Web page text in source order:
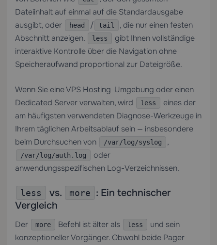
Dateiinhalt auf einmal auf die Standardausgabe
ausgibt, oder
head / tail
, die nur einen festen
Abschnitt anzeigen.
less
gibt Ihnen vollständige
interaktive Kontrolle über die Navigation ohne
Speicheraufwand proportional zur Dateigröße.
Wenn Sie eineVPS Hosting-Umgebung oder einen
Dedicated Serververwalten, wird less
eines der
am häufigsten verwendeten Diagnose-Werkzeuge in
Ihrem täglichen Arbeitsablauf sein — insbesondere
beim Durchsuchen von
/var/log/syslog ,
/var/log/auth.log
oder
anwendungsspezifischen Log-Verzeichnissen.
less vs. more
: Ein technischer
Vergleich
Der more Befehl ist älter als less
und sein
konzeptioneller Vorgänger. Obwohl beide Pager